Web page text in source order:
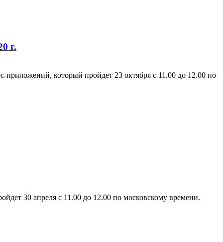
г.
который пройдет 23 октября с 11.00 до 12.00 по
30 апреля c 11.00 до 12.00 по московскому времени.